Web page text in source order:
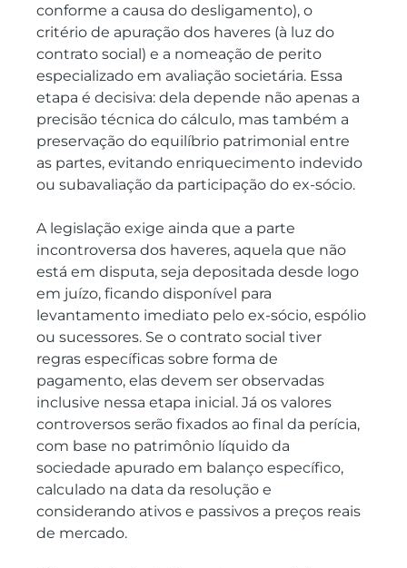
conforme a causa do desligamento), o
critério de apuração dos haveres (à luz do
contrato social) e a nomeação de perito
especializado em avaliação societária. Essa
etapa é decisiva: dela depende não apenas a
precisão técnica do cálculo, mas também a
preservação do equilíbrio patrimonial entre
as partes, evitando enriquecimento indevido
ou subavaliação da participação do ex-sócio.
A legislação exige ainda que a parte
incontroversa dos haveres, aquela que não
está em disputa, seja depositada desde logo
em juízo, ficando disponível para
levantamento imediato pelo ex-sócio, espólio
ou sucessores. Se o contrato social tiver
regras específicas sobre forma de
pagamento, elas devem ser observadas
inclusive nessa etapa inicial. Já os valores
controversos serão fixados ao final da perícia,
com base no patrimônio líquido da
sociedade apurado em balanço específico,
calculado na data da resolução e
considerando ativos e passivos a preços reais
de mercado.